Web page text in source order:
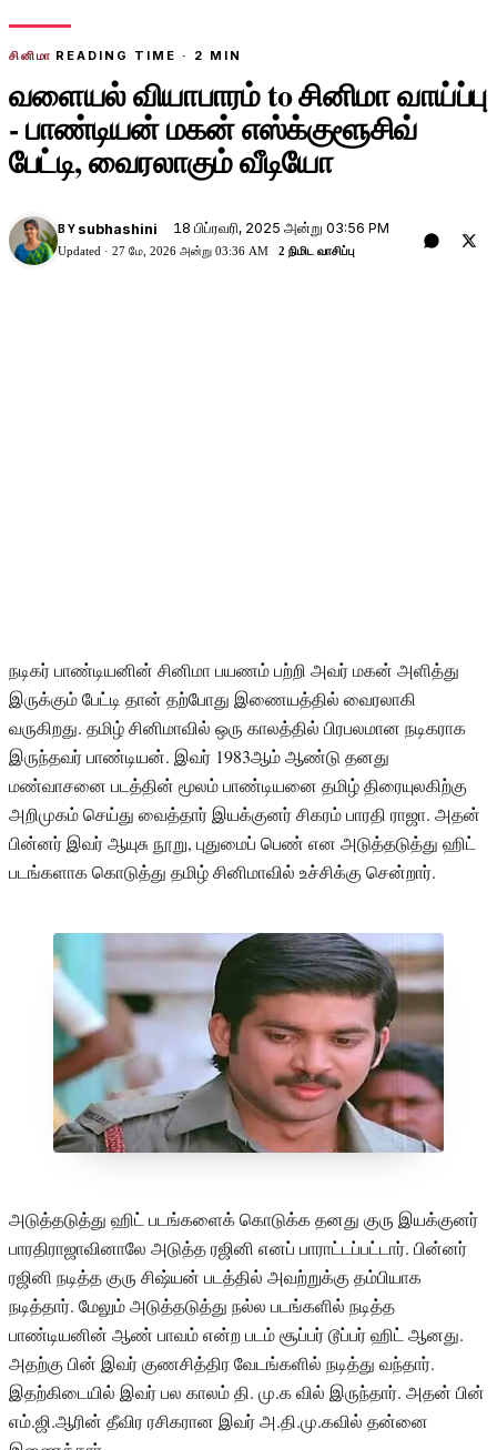
சினிமா READING TIME · 2 MIN
வளையல் வியாபாரம் to சினிமா வாய்ப்பு
- பாண்டியன் மகன் எஸ்க்குளூசிவ்
பேட்டி, வைரலாகும் வீடியோ
BY subhashini 18 பிப்ரவரி, 2025 அன்று 03:56 PM
Updated · 27 மே, 2026 அன்று 03:36 AM 2 நிமிட வாசிப்பு
நடிகர் பாண்டியனின் சினிமா பயணம் பற்றி அவர் மகன் அளித்து
இருக்கும் பேட்டி தான் தற்போது இணையத்தில் வைரலாகி
வருகிறது. தமிழ் சினிமாவில் ஒரு காலத்தில் பிரபலமான நடிகராக
இருந்தவர் பாண்டியன். இவர் 1983ஆம் ஆண்டு தனது
மண்வாசனை படத்தின் மூலம் பாண்டியனை தமிழ் திரையுலகிற்கு
அறிமுகம் செய்து வைத்தார் இயக்குனர் சிகரம் பாரதி ராஜா. அதன்
பின்னர் இவர் ஆயுசு நூறு, புதுமைப் பெண் என அடுத்தடுத்து ஹிட்
படங்களாக கொடுத்து தமிழ் சினிமாவில் உச்சிக்கு சென்றார்.
அடுத்தடுத்து ஹிட் படங்களைக் கொடுக்க தனது குரு இயக்குனர்
பாரதிராஜாவினாலே அடுத்த ரஜினி எனப் பாராட்டப்பட்டார். பின்னர்
ரஜினி நடித்த குரு சிஷ்யன் படத்தில் அவற்றுக்கு தம்பியாக
நடித்தார். மேலும் அடுத்தடுத்து நல்ல படங்களில் நடித்த
பாண்டியனின் ஆண் பாவம் என்ற படம் சூப்பர் டூப்பர் ஹிட் ஆனது.
அதற்கு பின் இவர் குணசித்திர வேடங்களில் நடித்து வந்தார்.
இதற்கிடையில் இவர் பல காலம் தி. மு.க வில் இருந்தார். அதன் பின்
எம்.ஜி.ஆரின் தீவிர ரசிகரான இவர் அ.தி.மு.கவில் தன்னை